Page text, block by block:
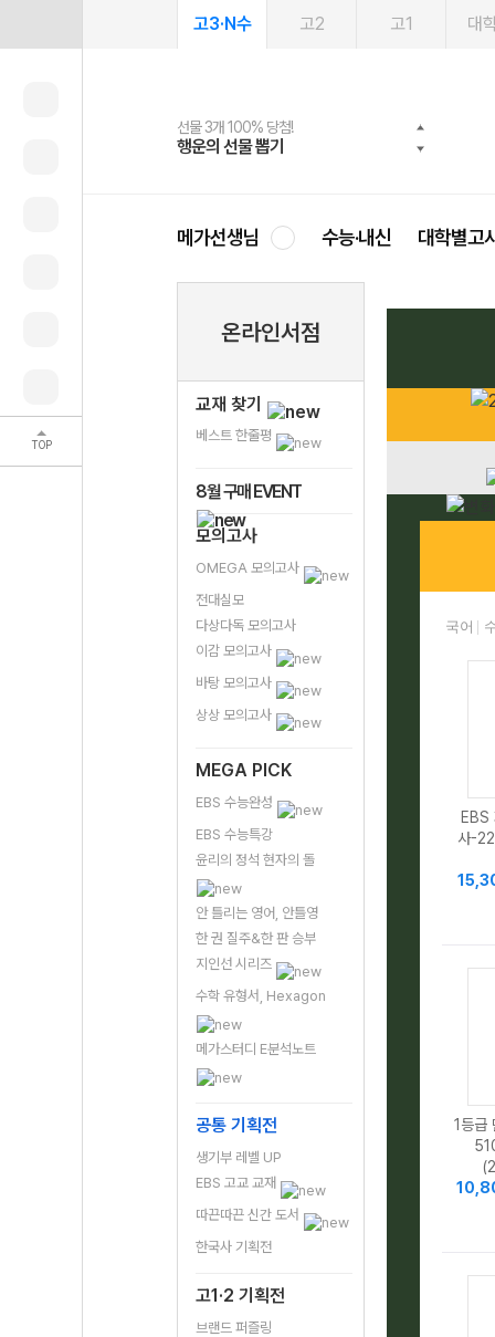
TOP
고3·N수 고2 고1 대
선물 3개 100% 당첨!
행운의 선물 뽑기
선물 100% 증정!
메가스터디 X 올리브
여름방학 스터디 캐시백
메가런 썸머스쿨
2027 러셀 단과
강사 공개선발
스마트러닝앱
설문 EVENT
메가패스
3일 무료 체험권
메가패스 수강생 무료혜택!
메가클럽 멤버십
사회공헌 캠페인
희망이룸 메가나눔
메가선생님 수능·내신 대학별고
온라인서점
교재 찾기
베스트 한줄평
8월 구매 EVENT
모의고사
OMEGA 모의고사
전대실모
다상다독 모의고사
이감 모의고사
바탕 모의고사
상상 모의고사
MEGA PICK
EBS 수능완성
EBS 수능특강
윤리의 정석 현자의 돌
안 틀리는 영어, 안틀영
한 권 질주&한 판 승부
지인선 시리즈
수학 유형서, Hexagon
메가스터디 E분석노트
공통 기획전
생기부 레벨 UP
EBS 고교 교재
따끈따끈 신간 도서
한국사 기획전
고1·2 기획전
브랜드 퍼즐링
국어
EBS
사-
1등급